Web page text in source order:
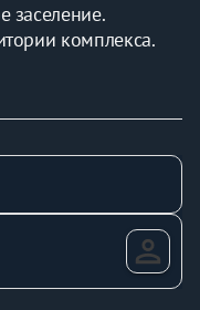
заселение.
комплекса.
диван;
посудой;
гель для